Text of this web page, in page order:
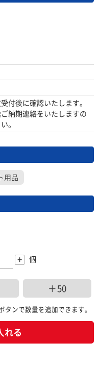
付後に確認いたします。
納期連絡をいたしますの
。
用品
+ 個
＋50
タンで数量を追加できます。
れる